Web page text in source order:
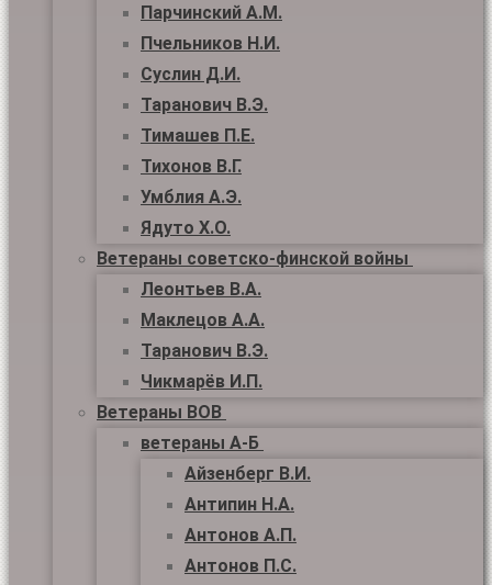
Парчинский А.М.
Пчельников Н.И.
Суслин Д.И.
Таранович В.Э.
Тимашев П.Е.
Тихонов В.Г.
Умблия А.Э.
Ядуто Х.О.
Ветераны советско-финской войны
Леонтьев В.А.
Маклецов А.А.
Таранович В.Э.
Чикмарёв И.П.
Ветераны ВОВ
ветераны А-Б
Айзенберг В.И.
Антипин Н.А.
Антонов А.П.
Антонов П.С.